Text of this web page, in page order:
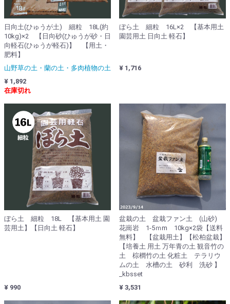
日向土(ひゅうが土) 細粒 18L(約
10kg)×2 【日向砂(ひゅうが砂・日
向軽石(ひゅうが軽石)】 【用土・
肥料】
山野草の土・蘭の土・多肉植物の土
¥ 1,892
在庫切れ
ぼら土 細粒 16L×2 【基本用土
園芸用土 日向土 軽石】
¥ 1,716
ぼら土 細粒 18L 【基本用土 園
芸用土】【日向土 軽石】
¥ 990
盆栽の土 盆栽ファン土 (山砂)
花崗岩 1-5ｍm 10kg×2袋【送料
無料】 【盆栽用土】【松柏盆栽】
【培養土 用土 万年青の土 観音竹の
土 棕櫚竹の土 化粧土 テラリウ
ムの土 水槽の土 砂利 洗砂 】
_kbsset
¥ 3,531